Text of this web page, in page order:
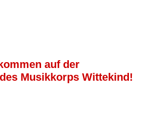
auf der
Musikkorps Wittekind!